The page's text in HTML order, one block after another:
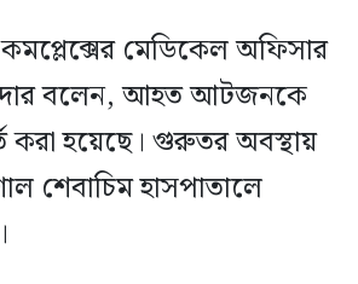
কমপ্লেক্সের মেডিকেল অফিসার
বলেন, আহত আটজনকে
করা হয়েছে। গুরুতর অবস্থায়
শেবাচিম হাসপাতালে